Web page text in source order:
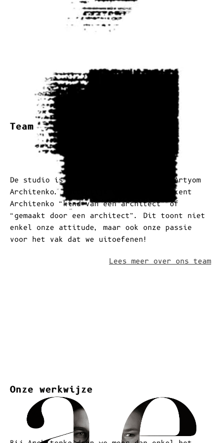
Team
De studio is opgericht door Elien en Artyom
Architenko. Letterlijk vertaald, betekent
Architenko “kind van een architect” of
“gemaakt door een architect”. Dit toont niet
enkel onze attitude, maar ook onze passie
voor het vak dat we uitoefenen!Lees meer over ons team